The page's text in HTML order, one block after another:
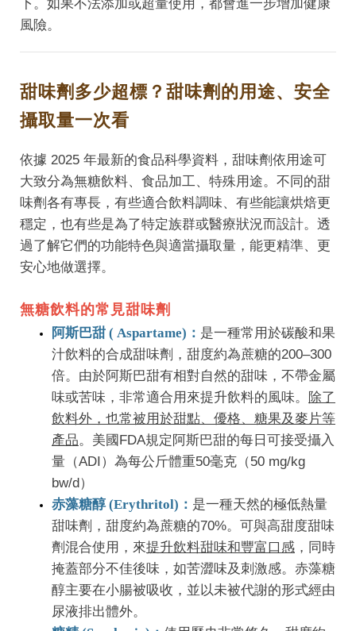
下。如果不法添加或超量使用，都會進一步增加健康
風險。
甜味劑多少超標？甜味劑的用途、安全
攝取量一次看
依據 2025 年最新的食品科學資料，甜味劑依用途可
大致分為無糖飲料、食品加工、特殊用途。不同的甜
味劑各有專長，有些適合飲料調味、有些能讓烘焙更
穩定，也有些是為了特定族群或醫療狀況而設計。透
過了解它們的功能特色與適當攝取量，能更精準、更
安心地做選擇。
無糖飲料的常見甜味劑
阿斯巴甜 ( Aspartame)： 是一種常用於碳酸和果
汁飲料的合成甜味劑，甜度約為蔗糖的200–300
倍。由於阿斯巴甜有相對自然的甜味，不帶金屬
味或苦味，非常適合用來提升飲料的風味。
除了
飲料外，也常被用於甜點、優格、糖果及麥片等
產品。美國FDA規定阿斯巴甜的每日可接受攝入
量（ADI）為每公斤體重50毫克 （50 mg/kg
bw/d）
赤藻糖醇 (Erythritol)： 是一種天然的極低熱量
甜味劑，甜度約為蔗糖的70%。可與高甜度甜味
劑混合使用，來提升飲料甜味和豐富口感 ，同時
掩蓋部分不佳後味，如苦澀味及刺激感。赤藻糖
醇主要在小腸被吸收，並以未被代謝的形式經由
尿液排出體外。